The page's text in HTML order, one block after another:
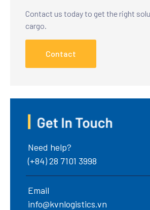
Contact us today to get the right
cargo.
Contact
Need help?
(+84) 28 7101 3998
Email
info@kvnlogistics.vn